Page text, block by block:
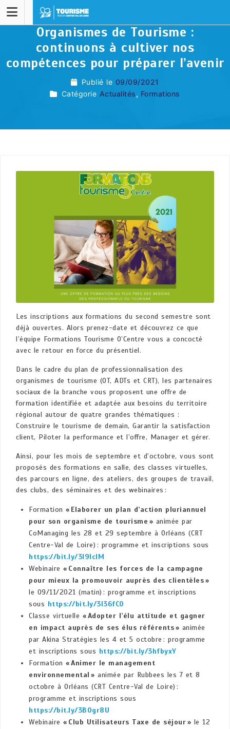
Organismes de Tourisme :
continuons à cultiver nos
compétences pour préparer l’avenir
Publié le 09/09/2021
Catégorie Actualités, Formations
Les inscriptions aux formations du second semestre sont
déjà ouvertes. Alors prenez-date et découvrez ce que
l’équipe Formations Tourisme O’Centre vous a concocté
avec le retour en force du présentiel.
Dans le cadre du plan de professionnalisation des
organismes de tourisme (OT, ADTs et CRT), les partenaires
sociaux de la branche vous proposent une offre de
formation identifiée et adaptée aux besoins du territoire
régional autour de quatre grandes thématiques :
Construire le tourisme de demain, Garantir la satisfaction
client, Piloter la performance et l’offre, Manager et gérer.
Ainsi, pour les mois de septembre et d’octobre, vous sont
proposés des formations en salle, des classes virtuelles,
des parcours en ligne, des ateliers, des groupes de travail,
des clubs, des séminaires et des webinaires :
Formation « Elaborer un plan d’action pluriannuel
pour son organisme de tourisme » animée par
CoManaging les 28 et 29 septembre à Orléans (CRT
Centre-Val de Loire) : programme et inscriptions sous
https://bit.ly/3l9IclM
Webinaire « Connaître les forces de la campagne
pour mieux la promouvoir auprès des clientèles »
le 09/11/2021 (matin) : programme et inscriptions
sous https://bit.ly/3l36fCO
Classe virtuelle « Adopter l’élu attitude et gagner
en impact auprès de ses élus référents » animée
par Akina Stratégies les 4 et 5 octobre : programme
et inscriptions sous https://bit.ly/3hfbyxY
Formation « Animer le management
environnemental » animée par Rubbees les 7 et 8
octobre à Orléans (CRT Centre-Val de Loire) :
programme et inscriptions sous
https://bit.ly/3BOgr8U
Webinaire « Club Utilisateurs Taxe de séjour » le 12